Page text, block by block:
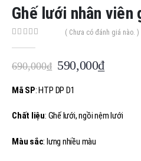
Ghế lưới nhân viên
( Chưa có đánh giá nào. )
690,000₫ Giá
là:
590,000₫Giá
Mã SP: HTP DP D1
Chất liệu: Ghế lưới, ngồi nệm lưới
Màu sắc: lưng nhiều màu